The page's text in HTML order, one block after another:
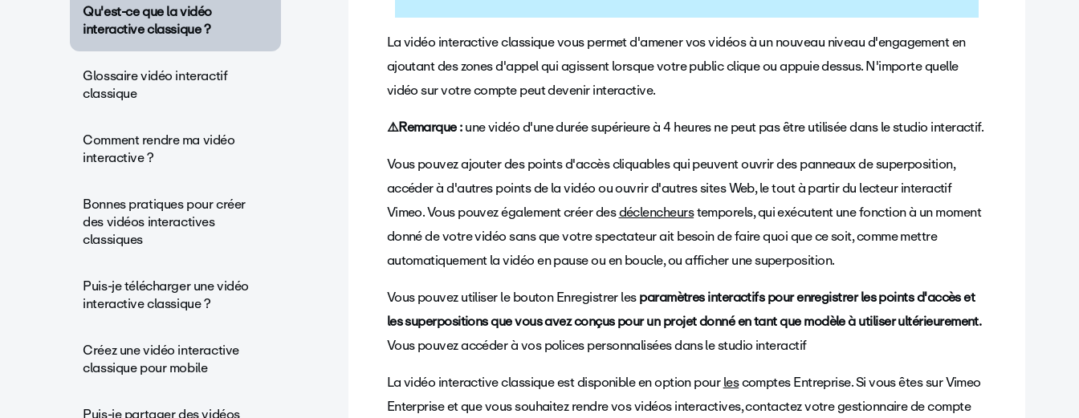
Qu'est-ce que la vidéo
interactive classique ?
Glossaire vidéo interactif
classique
Comment rendre ma vidéo
interactive ?
Bonnes pratiques pour créer
des vidéos interactives
classiques
Puis-je télécharger une vidéo
interactive classique ?
Créez une vidéo interactive
classique pour mobile
La vidéo interactive classique vous permet d'amener vos vidéos à un nouveau niveau d'engagement en
ajoutant des zones d'appel qui agissent lorsque votre public clique ou appuie dessus. N'importe quelle
vidéo sur votre compte peut devenir interactive.
⚠️Remarque :une vidéo d'une durée supérieure à 4 heures ne peut pas être utilisée dans le studio interactif.
Vous pouvez ajouter des points d'accès cliquablesqui peuvent ouvrir des panneaux de superposition,
accéder à d'autres points de la vidéo ou ouvrir d'autres sites Web, le tout à partir du lecteur interactif
Vimeo. Vous pouvez également créer desdéclencheurstemporels, qui exécutent une fonction à un moment
donné de votre vidéo sans que votre spectateur ait besoin de faire quoi que ce soit, comme mettre
automatiquement la vidéo en pause ou en boucle, ou afficher unesuperposition.
Vous pouvez utiliser le bouton Enregistrer lesparamètres interactifs pour enregistrer les points d'accès et
les superpositions que vous avez conçus pour un projet donné en tant que modèle à utiliser ultérieurement.
Vous pouvez accéder à vos polices personnalisées dans le studio interactif
La vidéo interactive classique est disponible en option pourlescomptes Entreprise. Si vous êtes sur Vimeo
Enterprise et que vous souhaitez rendre vos vidéos interactives, contactez votre gestionnaire de compte